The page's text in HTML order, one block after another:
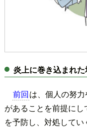
炎上に巻き込まれ
前回は、個人の努
があることを前提に
を予防し、対処してい